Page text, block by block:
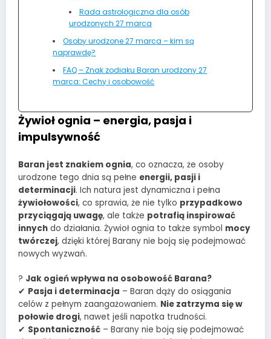
Rada astrologiczna dla osób
urodzonych 27 marca
Osoby urodzone 27 marca – kim są
naprawdę?
FAQ – Znak zodiaku Baran urodzony 27
marca: Cechy i osobowość
Żywioł ognia – energia, pasja i
impulsywność
Baran jest znakiem ognia, co oznacza, że osoby
urodzone tego dnia są pełne energii, pasji i
determinacji. Ich natura jest dynamiczna i pełna
żywiołowości, co sprawia, że nie tylko przypadkowo
przyciągają uwagę, ale także potrafią inspirować
innych do działania. Żywioł ognia to także symbol mocy
twórczej, dzięki której Barany nie boją się podejmować
nowych wyzwań.
? Jak ogień wpływa na osobowość Barana?
✔ Pasja i determinacja – Baran dąży do osiągania
celów z pełnym zaangażowaniem. Nie zatrzyma się w
połowie drogi, nawet jeśli napotka trudności.
✔ Spontaniczność – Barany nie boją się podejmować